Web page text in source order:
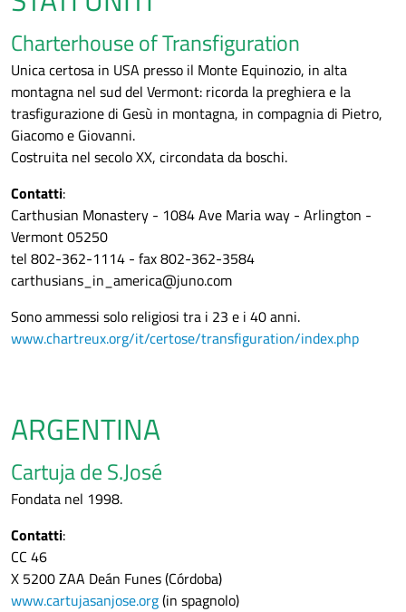
Charterhouse of Transfiguration
Unica certosa in USA presso il Monte Equinozio, in alta
montagna nel sud del Vermont: ricorda la preghiera e la
trasfigurazione di Gesù in montagna, in compagnia di Pietro,
Giacomo e Giovanni.
Costruita nel secolo XX, circondata da boschi.
Contatti:
Carthusian Monastery - 1084 Ave Maria way - Arlington -
Vermont 05250
tel 802-362-1114 - fax 802-362-3584
carthusians_in_america@juno.com
Sono ammessi solo religiosi tra i 23 e i 40 anni.
www.chartreux.org/it/certose/transfiguration/index.php
ARGENTINA
Cartuja de S.José
Fondata nel 1998.
Contatti:
CC 46
X 5200 ZAA Deán Funes (Córdoba)
www.cartujasanjose.org(in spagnolo)